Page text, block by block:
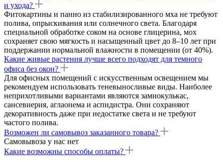
и ухода?
Фитокартины и панно из стабилизированного мха не требуют
полива, опрыскивания или солнечного света. Благодаря
специальной обработке соком на основе глицерина, мох
сохраняет свою мягкость и насыщенный цвет до 8–10 лет при
поддержании нормальной влажности в помещении (от 40%).
Какие живые растения лучше всего подходят для темного
офиса без окон?
Для офисных помещений с искусственным освещением мы
рекомендуем использовать теневыносливые виды. Наиболее
неприхотливыми вариантами являются замиокулькас,
сансевиерия, аглаонема и аспидистра. Они сохраняют
декоративность даже при недостатке света и не требуют
частого полива.
Возможен ли самовывоз заказанного товара?
Самовывоза у нас нет
Какие возможны способы оплаты?